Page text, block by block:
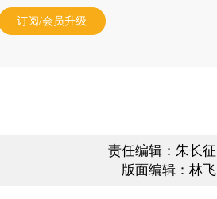
订阅/会员升级
责任编辑：朱长征
版面编辑：林飞